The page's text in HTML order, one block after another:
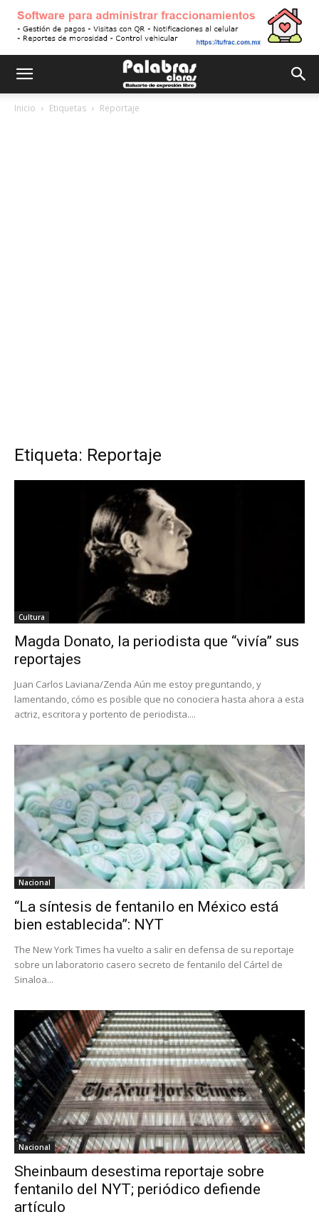
Inicio Etiquetas Reportaje
Etiqueta: Reportaje
Cultura
Magda Donato, la periodista que “vivía” sus
reportajes
Juan Carlos Laviana/Zenda Aún me estoy preguntando, y
lamentando, cómo es posible que no conociera hasta ahora a esta
actriz, escritora y portento de periodista....
Nacional
“La síntesis de fentanilo en México está
bien establecida”: NYT
The New York Times ha vuelto a salir en defensa de su reportaje
sobre un laboratorio casero secreto de fentanilo del Cártel de
Sinaloa...
Nacional
Sheinbaum desestima reportaje sobre
fentanilo del NYT; periódico defiende
artículo